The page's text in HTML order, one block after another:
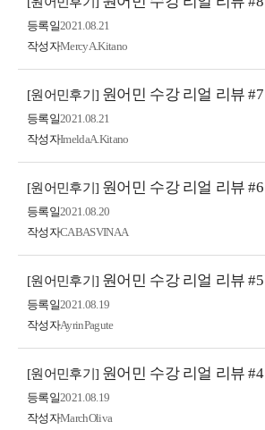
등록일2021.08.21
작성자MercyA.Kitano
[원어민후기] 원어민 수강 리얼 리뷰 #7
등록일2021.08.21
작성자ImeldaA.Kitano
[원어민후기] 원어민 수강 리얼 리뷰 #6
등록일2021.08.20
작성자CABASVINAA
[원어민후기] 원어민 수강 리얼 리뷰 #5
등록일2021.08.19
작성자AyrinPagute
[원어민후기] 원어민 수강 리얼 리뷰 #4
등록일2021.08.19
작성자MarchOliva